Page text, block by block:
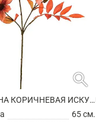
search
ГЕОРГИНА КОРИЧНЕВАЯ ИСКУССТВЕННАЯ
65 см.